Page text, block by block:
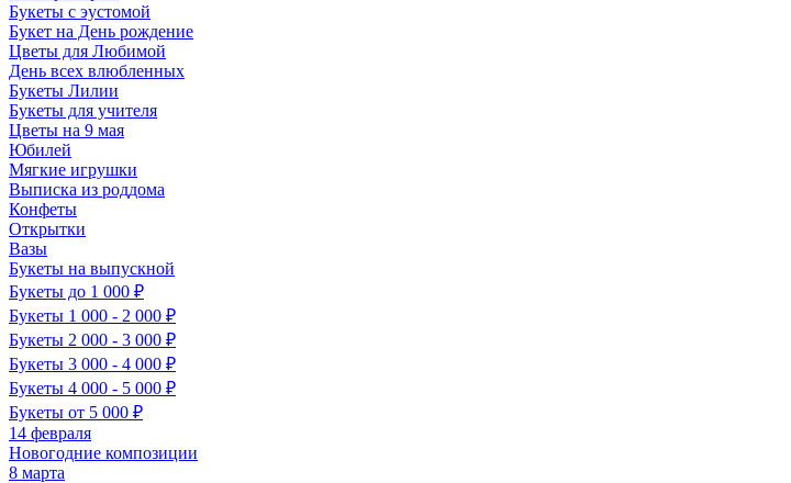
Букеты с эустомой
Букет на День рождение
Цветы для Любимой
День всех влюбленных
Букеты Лилии
Букеты для учителя
Цветы на 9 мая
Юбилей
Мягкие игрушки
Выписка из роддома
Конфеты
Открытки
Вазы
Букеты на выпускной
Букеты до 1 000 ₽
Букеты 1 000 - 2 000 ₽
Букеты 2 000 - 3 000 ₽
Букеты 3 000 - 4 000 ₽
Букеты 4 000 - 5 000 ₽
Букеты от 5 000 ₽
14 февраля
Новогодние композиции
8 марта